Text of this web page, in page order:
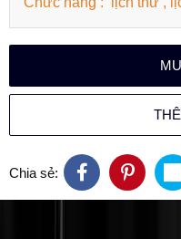
Chia sẻ: